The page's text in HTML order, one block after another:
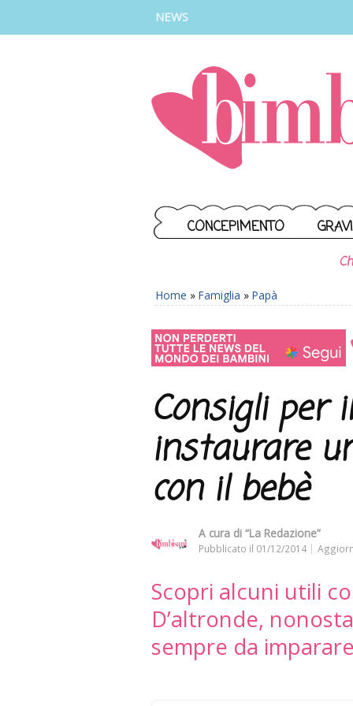
NEWS
CONCEPIMENTO
Home » Famiglia » Papà
Consigli per
instaurare
con il bebè
A cura di “La Redazione”
Pubblicato il 01/12/2014
Scopri alcuni utili
D’altronde,
sempre da